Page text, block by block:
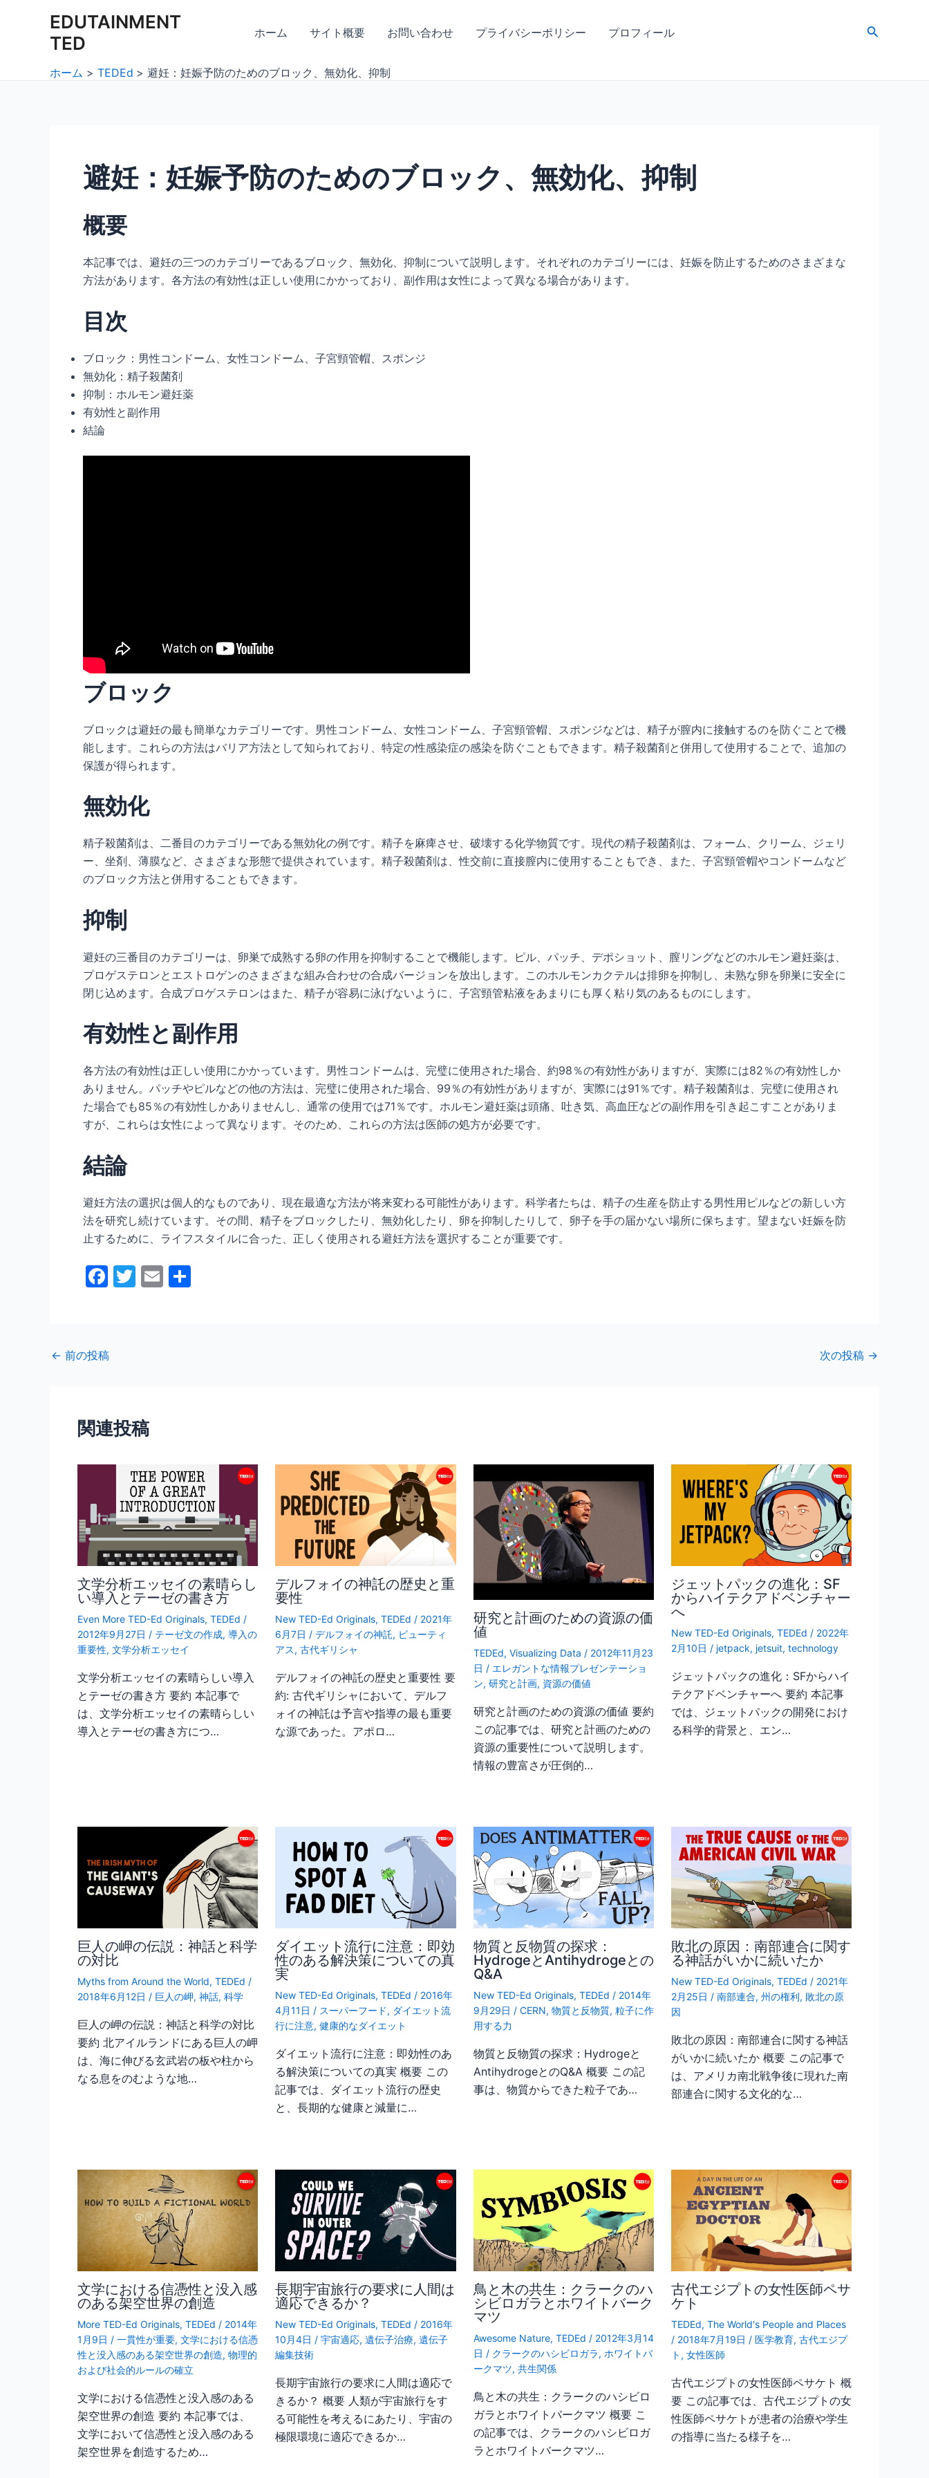
EDUTAINMENT
TED
ホーム サイト概要 お問い合わせ プライバシーポリシー プロフィール
検
ホーム TEDEd 避妊：妊娠予防のためのブロック、無効化、抑制
避妊：妊娠予防のためのブロック、無効化、抑制
概要
本記事では、避妊の三つのカテゴリーであるブロック、無効化、抑制について説明します。それぞれのカテゴリーには、妊娠を防止するためのさまざまな
方法があります。各方法の有効性は正しい使用にかかっており、副作用は女性によって異なる場合があります。
目次
ブロック：男性コンドーム、女性コンドーム、子宮頸管帽、スポンジ
無効化：精子殺菌剤
抑制：ホルモン避妊薬
有効性と副作用
結論
ブロック
ブロックは避妊の最も簡単なカテゴリーです。男性コンドーム、女性コンドーム、子宮頸管帽、スポンジなどは、精子が膣内に接触するのを防ぐことで機
能します。これらの方法はバリア方法として知られており、特定の性感染症の感染を防ぐこともできます。精子殺菌剤と併用して使用することで、追加の
保護が得られます。
無効化
精子殺菌剤は、二番目のカテゴリーである無効化の例です。精子を麻痺させ、破壊する化学物質です。現代の精子殺菌剤は、フォーム、クリーム、ジェリ
ー、坐剤、薄膜など、さまざまな形態で提供されています。精子殺菌剤は、性交前に直接膣内に使用することもでき、また、子宮頸管帽やコンドームなど
のブロック方法と併用することもできます。
抑制
避妊の三番目のカテゴリーは、卵巣で成熟する卵の作用を抑制することで機能します。ピル、パッチ、デポショット、膣リングなどのホルモン避妊薬は、
プロゲステロンとエストロゲンのさまざまな組み合わせの合成バージョンを放出します。このホルモンカクテルは排卵を抑制し、未熟な卵を卵巣に安全に
閉じ込めます。合成プロゲステロンはまた、精子が容易に泳げないように、子宮頸管粘液をあまりにも厚く粘り気のあるものにします。
有効性と副作用
各方法の有効性は正しい使用にかかっています。男性コンドームは、完璧に使用された場合、約98％の有効性がありますが、実際には82％の有効性しか
ありません。パッチやピルなどの他の方法は、完璧に使用された場合、99％の有効性がありますが、実際には91％です。精子殺菌剤は、完璧に使用され
た場合でも85％の有効性しかありませんし、通常の使用では71％です。ホルモン避妊薬は頭痛、吐き気、高血圧などの副作用を引き起こすことがありま
すが、これらは女性によって異なります。そのため、これらの方法は医師の処方が必要です。
結論
避妊方法の選択は個人的なものであり、現在最適な方法が将来変わる可能性があります。科学者たちは、精子の生産を防止する男性用ピルなどの新しい方
法を研究し続けています。その間、精子をブロックしたり、無効化したり、卵を抑制したりして、卵子を手の届かない場所に保ちます。望まない妊娠を防
止するために、ライフスタイルに合った、正しく使用される避妊方法を選択することが重要です。
F
b
k
T
E
navigation
← 前の投稿 次の投稿 →
関連投稿
文学分析エッセイの素晴らし
い導入とテーゼの書き方
Even More TED-Ed Originals, TEDEd /
2012年9月27日 / テーゼ文の作成, 導入の
重要性, 文学分析エッセイ
文学分析エッセイの素晴らしい導入
とテーゼの書き方 要約 本記事で
は、文学分析エッセイの素晴らしい
導入とテーゼの書き方につ…
デルフォイの神託の歴史と重
要性
New TED-Ed Originals,TEDEd / 2021年
6月7日 /デルフォイの神託, ピューティ
アス,古代ギリシャ
デルフォイの神託の歴史と重要性 要
約: 古代ギリシャにおいて、デルフ
ォイの神託は予言や指導の最も重要
な源であった。アポロ…
研究と計画のための資源の価
値
TEDEd, Visualizing Data / 2012年11月23
日 / エレガントな情報プレゼンテーショ
ン, 研究と計画, 資源の価値
研究と計画のための資源の価値 要約
この記事では、研究と計画のための
資源の重要性について説明します。
情報の豊富さが圧倒的…
ジェットパックの進化：SF
からハイテクアドベンチャー
へ
New TED-Ed Originals, TEDEd / 2022年
2月10日 / jetpack, jetsuit, technology
ジェットパックの進化：SFからハイ
テクアドベンチャーへ 要約 本記事
では、ジェットパックの開発におけ
る科学的背景と、エン…
巨人の岬の伝説：神話と科学
の対比
Myths from Around the World, TEDEd /
2018年6月12日 / 巨人の岬, 神話, 科学
巨人の岬の伝説：神話と科学の対比
要約 北アイルランドにある巨人の岬
は、海に伸びる玄武岩の板や柱から
なる息をのむような地…
ダイエット流行に注意：即効
性のある解決策についての真
実
New TED-Ed Originals,TEDEd / 2016年
4月11日 / スーパーフード, ダイエット流
行に注意,健康的なダイエット
ダイエット流行に注意：即効性のあ
る解決策についての真実 概要 この
記事では、ダイエット流行の歴史
と、長期的な健康と減量に…
物質と反物質の探求：
HydrogeとAntihydrogeとの
Q&A
New TED-Ed Originals, TEDEd / 2014年
9月29日 / CERN, 物質と反物質, 粒子に作
用する力
物質と反物質の探求：Hydrogeと
AntihydrogeとのQ&A 概要 この記
事は、物質からできた粒子であ…
敗北の原因：南部連合に関す
る神話がいかに続いたか
New TED-Ed Originals, TEDEd / 2021年
2月25日 / 南部連合, 州の権利, 敗北の原
因
敗北の原因：南部連合に関する神話
がいかに続いたか 概要 この記事で
は、アメリカ南北戦争後に現れた南
部連合に関する文化的な…
文学における信憑性と没入感
のある架空世界の創造
More TED-Ed Originals, TEDEd / 2014年
1月9日 / 一貫性が重要, 文学における信憑
性と没入感のある架空世界の創造, 物理的
および社会的ルールの確立
文学における信憑性と没入感のある
架空世界の創造 要約 本記事では、
文学において信憑性と没入感のある
架空世界を創造するため…
長期宇宙旅行の要求に人間は
適応できるか？
New TED-Ed Originals,TEDEd / 2016年
10月4日 /宇宙適応,遺伝子治療,遺伝子
編集技術
長期宇宙旅行の要求に人間は適応で
きるか？ 概要 人類が宇宙旅行をす
る可能性を考えるにあたり、宇宙の
極限環境に適応できるか…
鳥と木の共生：クラークのハ
シビロガラとホワイトバーク
マツ
Awesome Nature, TEDEd / 2012年3月14
日 / クラークのハシビロガラ, ホワイトバ
ークマツ, 共生関係
鳥と木の共生：クラークのハシビロ
ガラとホワイトバークマツ 概要 こ
の記事では、クラークのハシビロガ
ラとホワイトバークマツ…
古代エジプトの女性医師ペサ
ケト
TEDEd, The World's People and Places
/ 2018年7月19日 / 医学教育, 古代エジプ
ト , 女性医師
古代エジプトの女性医師ペサケト 概
要 この記事では、古代エジプトの女
性医師ペサケトが患者の治療や学生
の指導に当たる様子を…